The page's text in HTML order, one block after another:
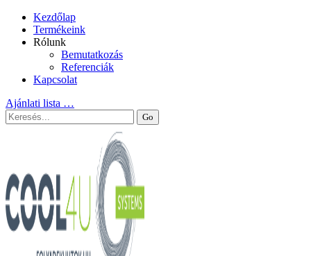
Kezdőlap
Termékeink
Rólunk
Bemutatkozás
Referenciák
Kapcsolat
Ajánlati lista …